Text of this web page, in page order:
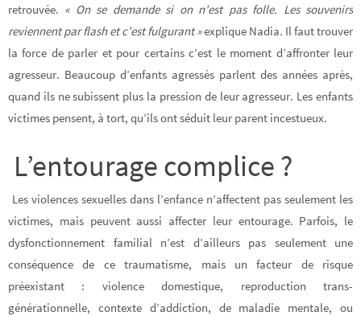
retrouvée. « On se demande si on n’est pas folle. Les souvenirs
reviennent par flash et c’est fulgurant »explique Nadia. Il faut trouver
la force de parler et pour certains c’est le moment d’affronter leur
agresseur. Beaucoup d’enfants agressés parlent des années après,
quand ils ne subissent plus la pression de leur agresseur. Les enfants
victimes pensent, à tort, qu’ils ont séduit leur parent incestueux.
L’entourage complice ?
Les violences sexuelles dans l’enfance n’affectent pas seulement les
victimes, mais peuvent aussi affecter leur entourage. Parfois, le
dysfonctionnement familial n’est d’ailleurs pas seulement une
conséquence de ce traumatisme, mais un facteur de risque
préexistant : violence domestique, reproduction trans-
générationnelle, contexte d’addiction, de maladie mentale, ou